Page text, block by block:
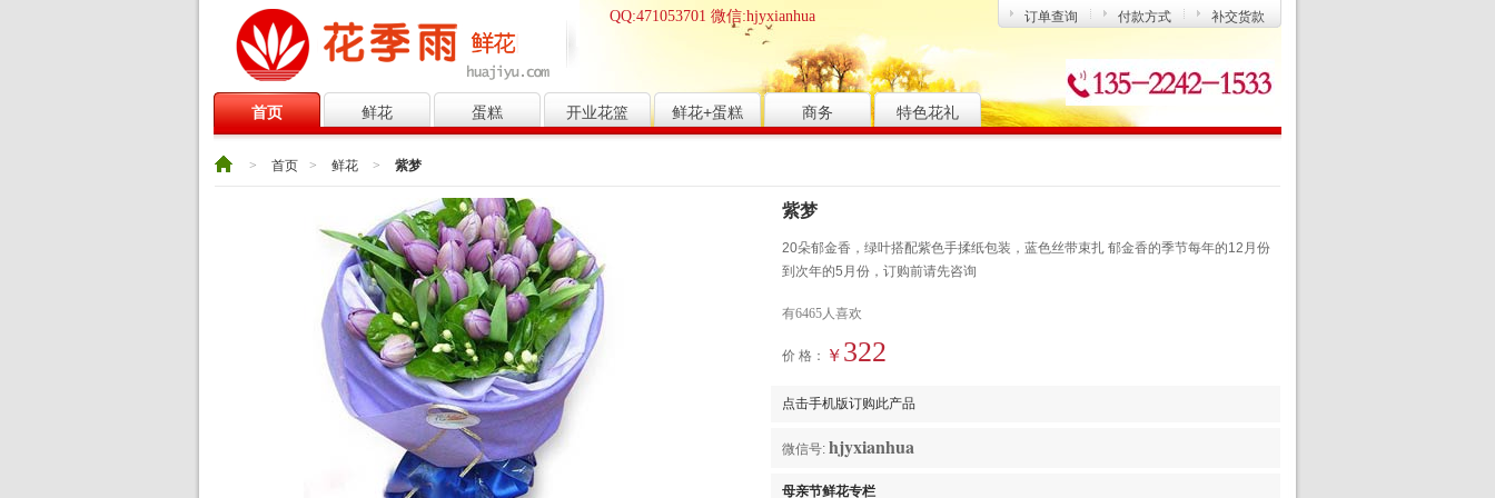
订单查询 付款方式 补交货款
QQ:471053701 微信:hjyxianhua
首页 鲜花 蛋糕 开业花篮 鲜花+蛋糕 商务 特色花礼
> 首页 > 鲜花 > 紫梦
紫梦
20朵郁金香，绿叶搭配紫色手揉纸包装，蓝色丝带束扎 郁金香的季节每年的12月份
到次年的5月份，订购前请先咨询
有6465人喜欢
价 格： ￥ 322
点击手机版订购此产品
微信号: hjyxianhua
母亲节鲜花专栏